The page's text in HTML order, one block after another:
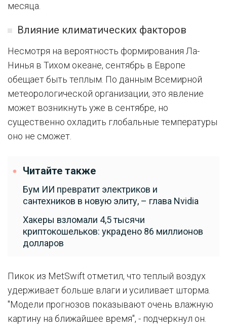
месяца.
Влияние климатических факторов
Несмотря на вероятность формирования Ла-
Нинья в Тихом океане, сентябрь в Европе
обещает быть теплым. По данным Всемирной
метеорологической организации, это явление
может возникнуть уже в сентябре, но
существенно охладить глобальные температуры
оно не сможет.
Читайте также
Бум ИИ превратит электриков и
сантехников в новую элиту, – глава Nvidia
Хакеры взломали 4,5 тысячи
криптокошельков: украдено 86 миллионов
долларов
Пикок из MetSwift отметил, что теплый воздух
удерживает больше влаги и усиливает шторма.
"Модели прогнозов показывают очень влажную
картину на ближайшее время", - подчеркнул он.